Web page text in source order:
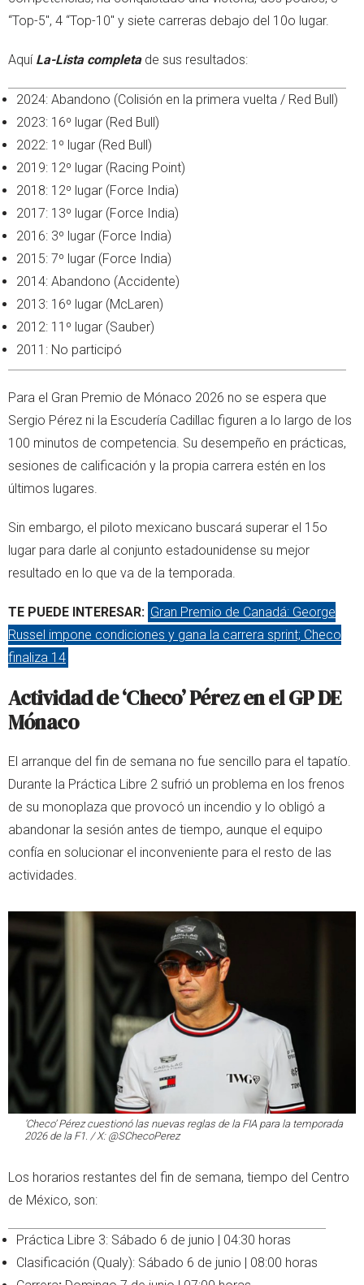
“Top-5", 4 “Top-10" y siete carreras debajo del 10o lugar.
Aquí La-Lista completade sus resultados:
2024: Abandono (Colisión en la primera vuelta / Red Bull)
2023: 16º lugar (Red Bull)
2022: 1º lugar (Red Bull)
2019: 12º lugar (Racing Point)
2018: 12º lugar (Force India)
2017: 13º lugar (Force India)
2016: 3º lugar (Force India)
2015: 7º lugar (Force India)
2014: Abandono (Accidente)
2013: 16º lugar (McLaren)
2012: 11º lugar (Sauber)
2011: No participó
Para el Gran Premio de Mónaco 2026 no se espera que
Sergio Pérez ni la Escudería Cadillac figuren a lo largo de los
100 minutos de competencia. Su desempeño en prácticas,
sesiones de calificación y la propia carrera estén en los
últimos lugares.
Sin embargo, el piloto mexicano buscará superar el 15o
lugar para darle al conjunto estadounidense su mejor
resultado en lo que va de la temporada.
TE PUEDE INTERESAR: Gran Premio de Canadá: George
Russel impone condiciones y gana la carrera sprint; Checo
finaliza 14
Actividad de ‘Checo’ Pérez en el GP DE
Mónaco
El arranque del fin de semana no fue sencillo para el tapatío.
Durante la Práctica Libre 2 sufrió un problema en los frenos
de su monoplaza que provocó un incendio y lo obligó a
abandonar la sesión antes de tiempo, aunque el equipo
confía en solucionar el inconveniente para el resto de las
actividades.
‘Checo’ Pérez cuestionó las nuevas reglas de la FIA para la temporada
2026 de la F1. / X: @SChecoPerez
Los horarios restantes del fin de semana, tiempo del Centro
de México, son:
Práctica Libre 3: Sábado 6 de junio | 04:30 horas
Clasificación (Qualy): Sábado 6 de junio | 08:00 horas